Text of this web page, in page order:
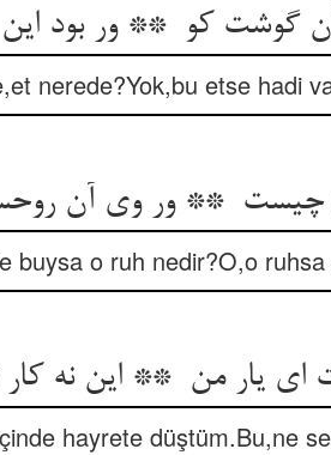
nerede?Yok,bu etse hadi
buysa o ruh nedir?O,o
hayrete düştüm.Bu,ne